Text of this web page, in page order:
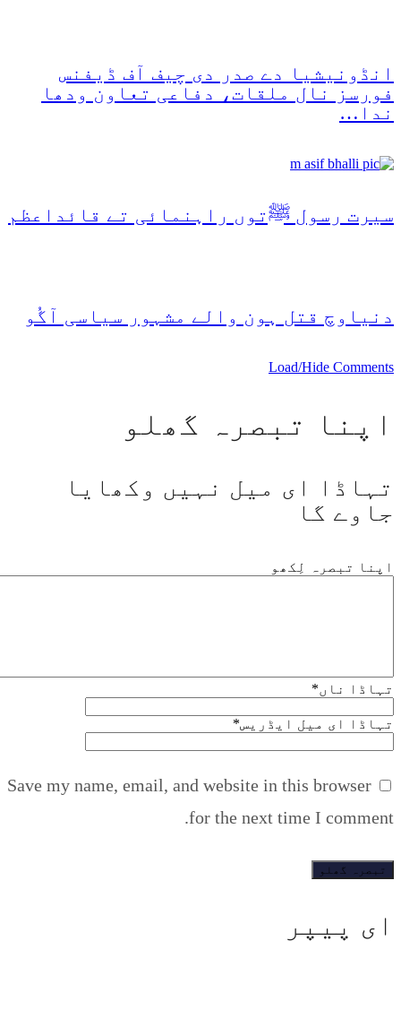
انڈونیشیا دے صدر دی چیف آف ڈیفنس
فورسز نال ملقات، دفاعی تعاون ودھا
ندا…
سیرت رسول ﷺتوں راہنمائی تے قائداعظم
دنیاوچ قتل ہون والے مشہور سیاسی آگُو
Load/Hide Comments
اپنا تبصرہ گھلو
تہاڈا ای میل نہیں وکھایا
جاوے گا
اپنا تبصرہ لِکھو
تہاڈا ناں*
تہاڈا ای میل ایڈریس*
Save my name, email, and website in this browser
for the next time I comment.
ای پیپر